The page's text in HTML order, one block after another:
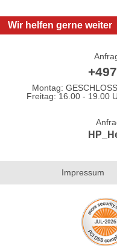
Wir helfen gerne weiter
Montag:
Freitag: 16.00 - 19.00
Impressum